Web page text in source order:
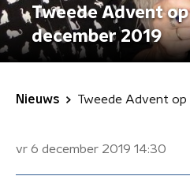
Tweede Advent
december 2019
Nieuws Tweede Advent
vr 6 december 2019 14:30